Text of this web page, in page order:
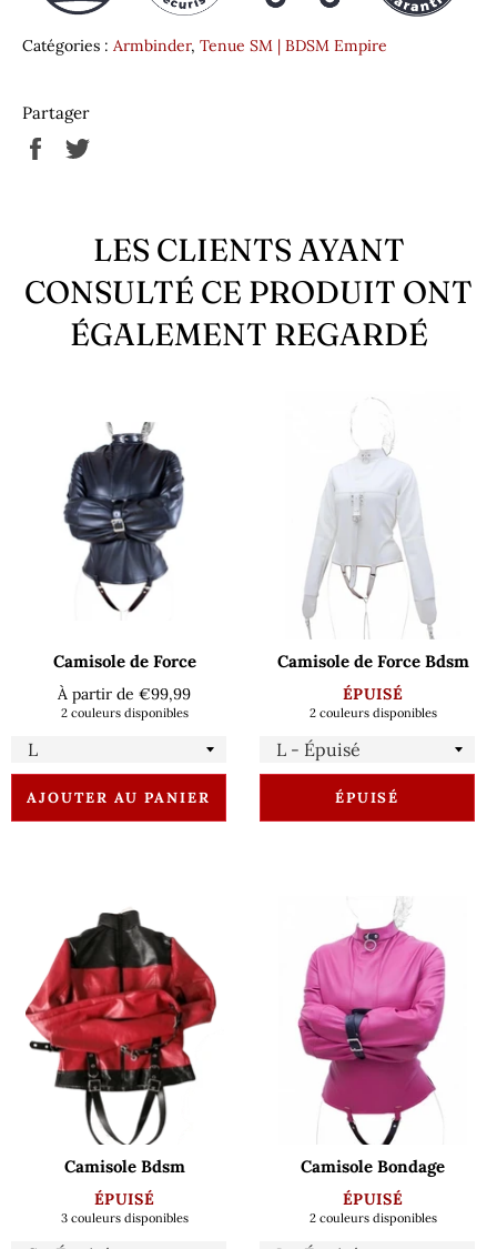
Catégories : Armbinder, Tenue SM | BDSM Empire
Partager
Partager
LES CLIENTS AYANT
CONSULTÉ CE PRODUIT ONT
ÉGALEMENT REGARDÉ
Camisole de Force
À partir de €99,99
2 couleurs disponibles
AJOUTER AU PANIER
Camisole de Force Bdsm
ÉPUISÉ
2 couleurs disponibles
ÉPUISÉ
Camisole Bdsm
ÉPUISÉ
3 couleurs disponibles
Camisole Bondage
ÉPUISÉ
2 couleurs disponibles